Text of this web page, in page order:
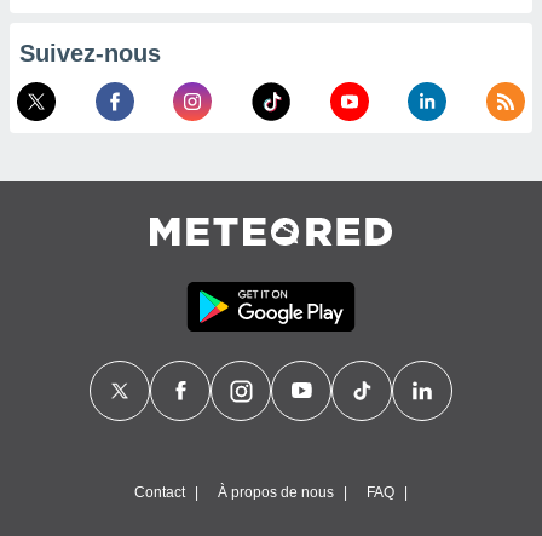
Suivez-nous
Contact À propos de nous FAQ